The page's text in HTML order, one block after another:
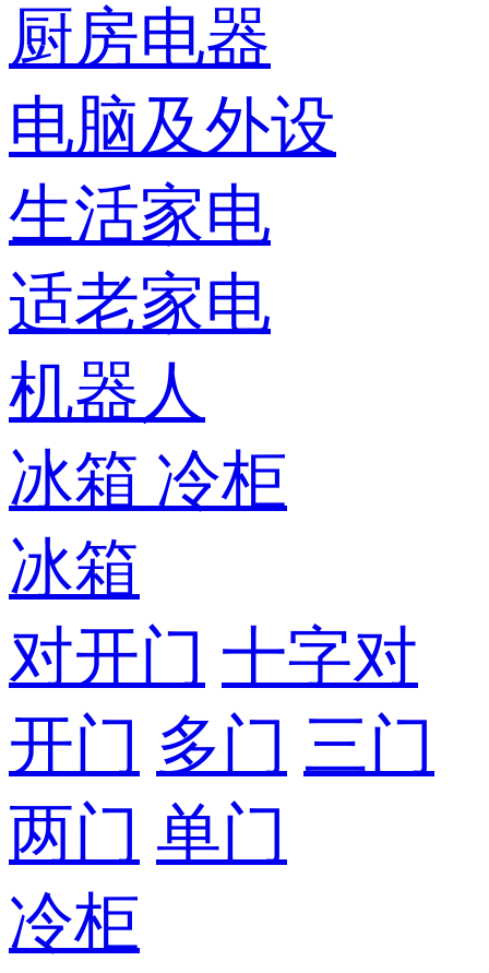
厨房电器
电脑及外设
生活家电
适老家电
机器人
冰箱 冷柜
冰箱
对开门 十字对
开门 多门 三门
两门 单门
冷柜